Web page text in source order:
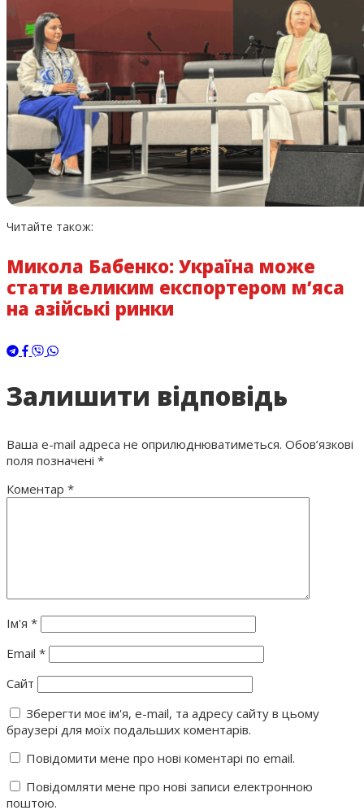
Читайте також:
Микола Бабенко: Україна може
стати великим експортером м’яса
на азійські ринки
Залишити відповідь
Ваша e-mail адреса не оприлюднюватиметься. Обов’язкові
поля позначені *
Коментар *
Ім'я *
Email *
Сайт
Зберегти моє ім'я, e-mail, та адресу сайту в цьому
браузері для моїх подальших коментарів.
Повідомити мене про нові коментарі по email.
Повідомляти мене про нові записи електронною
поштою.